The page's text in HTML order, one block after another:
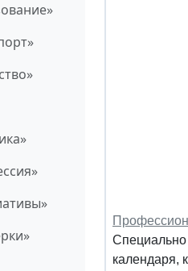
Специально
календаря,